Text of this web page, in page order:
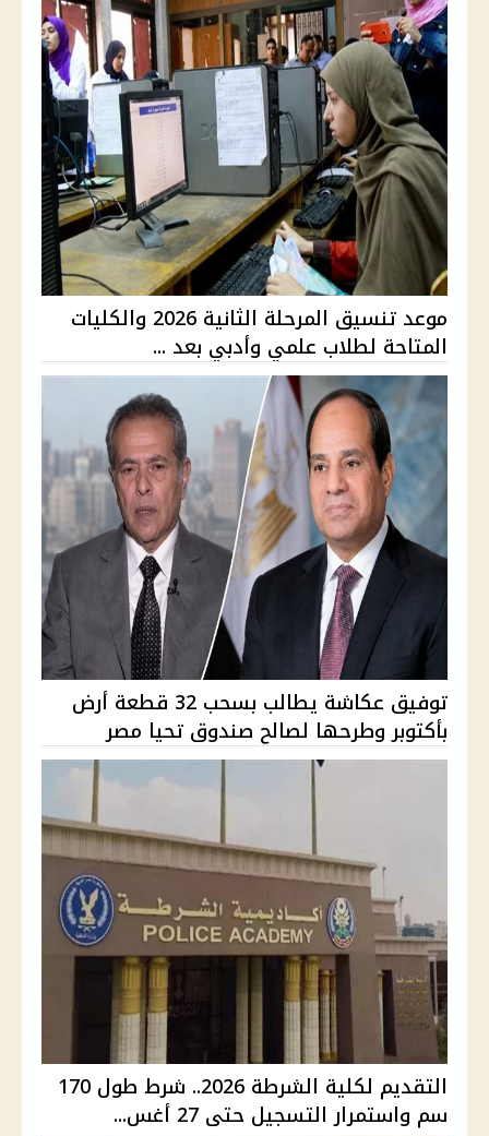
موعد تنسيق المرحلة الثانية 2026 والكليات
المتاحة لطلاب علمي وأدبي بعد ...
توفيق عكاشة يطالب بسحب 32 قطعة أرض
بأكتوبر وطرحها لصالح صندوق تحيا مصر
التقديم لكلية الشرطة 2026.. شرط طول 170
سم واستمرار التسجيل حتى 27 أغس...